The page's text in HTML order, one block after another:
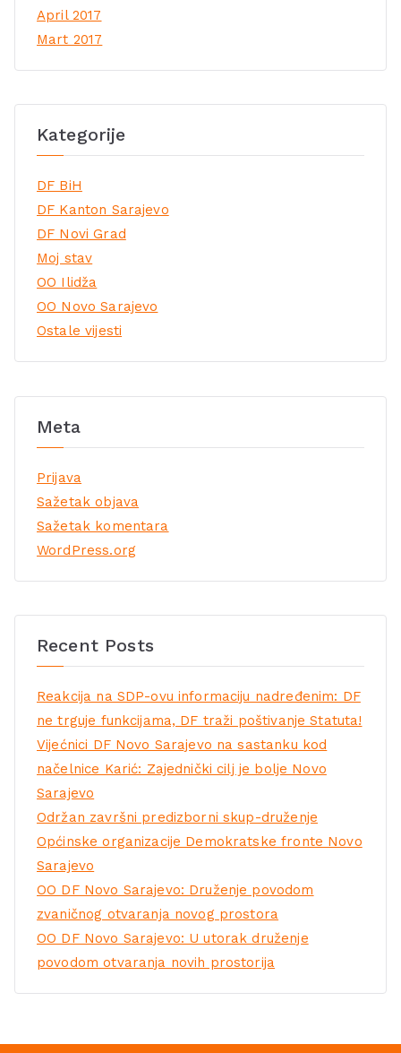
April 2017
Mart 2017
Kategorije
DF BiH
DF Kanton Sarajevo
DF Novi Grad
Moj stav
OO Ilidža
OO Novo Sarajevo
Ostale vijesti
Meta
Prijava
Sažetak objava
Sažetak komentara
WordPress.org
Recent Posts
Reakcija na SDP-ovu informaciju nadređenim: DF
ne trguje funkcijama, DF traži poštivanje Statuta!
Vijećnici DF Novo Sarajevo na sastanku kod
načelnice Karić: Zajednički cilj je bolje Novo
Sarajevo
Održan završni predizborni skup-druženje
Općinske organizacije Demokratske fronte Novo
Sarajevo
OO DF Novo Sarajevo: Druženje povodom
zvaničnog otvaranja novog prostora
OO DF Novo Sarajevo: U utorak druženje
povodom otvaranja novih prostorija